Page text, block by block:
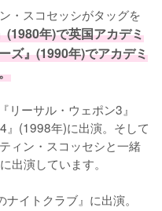
・スコセッシがタッグを
(1980年)で英国アカデミ
ズ』(1990年)でアカデミ
ーサル・ウェポン3』
』(1998年)に出演。そして
ィン・スコッセシと一緒
出演しています。
イトクラブ』に出演。